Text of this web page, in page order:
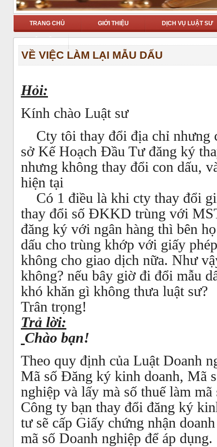
TRANG CHỦ GIỚI THIỆU DỊCH VỤ LUẬT SƯ
VỀ VIỆC LÀM LẠI MẪU DẤU
Hỏi:
Kính chào Luật sư
Cty tôi thay đổi địa chỉ nhưng
sở Kế Hoạch Đầu Tư đăng ký
nhưng không thay đổi con dấu,
hiện tại
Có 1 điều là khi cty thay đổi
thay đổi số ĐKKD trùng với
đăng ký với ngân hàng thì bên
dấu cho trùng khớp với giấy
không cho giao dịch nữa. Như
không? nếu bây giờ đi đổi mẫu
khó khăn gì không thưa luật
Trân trọng!
Trả lời:
Chào bạn!
Theo quy định của Luật Doanh
Mã số Đăng ký kinh doanh, Mã
nghiệp và lấy mà số thuế làm
Công ty bạn thay đổi đăng ký
tư sẽ cấp Giấy chứng nhận
mã số Doanh nghiệp để áp dụng.